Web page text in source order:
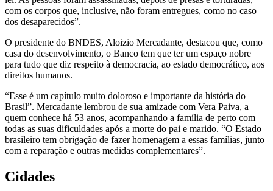
com os corpos que, inclusive, não foram entregues, como no caso
dos desaparecidos”.
O presidente do BNDES, Aloizio Mercadante, destacou que, como
casa do desenvolvimento, o Banco tem que ter um espaço nobre
para tudo que diz respeito à democracia, ao estado democrático, aos
direitos humanos.
“Esse é um capítulo muito doloroso e importante da história do
Brasil”. Mercadante lembrou de sua amizade com Vera Paiva, a
quem conhece há 53 anos, acompanhando a família de perto com
todas as suas dificuldades após a morte do pai e marido. “O Estado
brasileiro tem obrigação de fazer homenagem a essas famílias, junto
com a reparação e outras medidas complementares”.
Cidades